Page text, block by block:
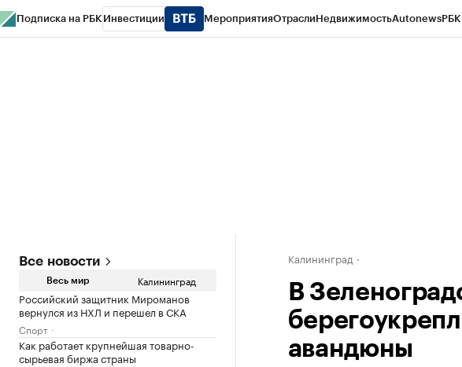
Подписка на РБК Инвестиции МероприятияОтраслиНедвижимостьAutonews
Все новости
Весь мир Калининград
Российский защитник Мироманов
вернулся из НХЛ и перешел в СКА
Спорт
Как работает крупнейшая товарно-
сырьевая биржа страны
Калининград
В
авандюны